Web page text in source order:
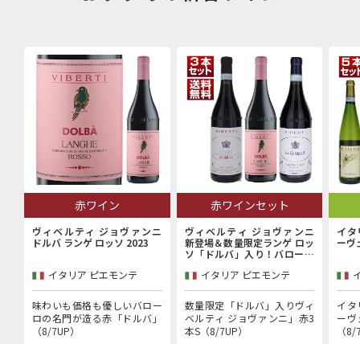
赤ワイン
ヴィベルティ ジョヴァンニ
ドルバ ランゲ ロッソ 2023
イタリア ピエモンテ
味わいも価格も優しいバロー
ロの名門が造る赤「ドルバ」
（8/7UP）
赤ワインセット
ヴィベルティ ジョヴァンニ
新登場＆数量限定ランゲ ロッ
ソ「ドルバ」入り！バローロ
産者「ヴィベルティ ジョヴァ
ンニ」赤3本セット
イタリア ピエモンテ
数量限定「ドルバ」入りヴィ
ベルティ ジョヴァンニ」赤3
本S（8/7UP）
イタ
ーヴ
イタ
ー
（